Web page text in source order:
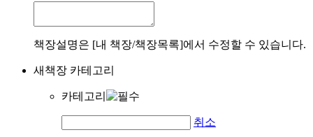
책장설명은 [내 책장/책장목록]에서 수정할 수 있습니다.
새책장 카테고리
카테고리
취소